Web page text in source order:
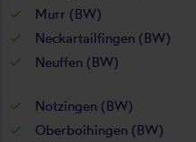
Murr (BW)
Neckartailfingen (BW)
Neuffen (BW)
Notzingen (BW)
Oberboihingen (BW)